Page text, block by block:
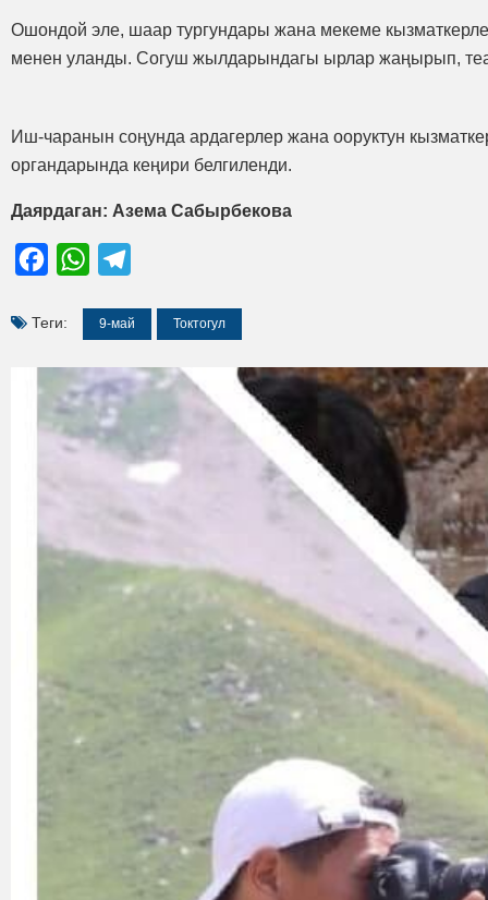
Ошондой эле, шаар тургундары жана мекеме
менен уланды. Согуш жылдарындагы ырлар жаңырып,
Иш-чаранын соңунда ардагерлер жана ооруктун
органдарында кеңири белгиленди.
Даярдаган: Азема Сабырбекова
FacebookWhatsApp
Теги: 9-май Токтогул